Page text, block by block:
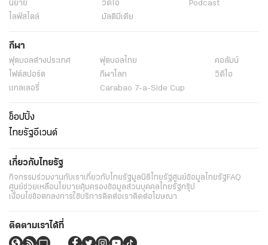
นิยาย
วิดีโอ
Podcast
ไลฟ์สไตล์
มัลติมีเดีย
กีฬา
ฟุตบอลต่่างประเทศ ฟุตบอลไทย
คอลัมน์
ไฟต์สปอร์ต
กีฬาโลก
วิดีโอ
แกลเลอรี่
Carabao 7-a-Side Cup
ช็อปปิ้ง
ไทยรัฐอีเวนต์
เกี่ยวกับไทยรัฐ
กิจกรรมร่วมงานกับเราเกี่ยวกับไทยรัฐมูลนิธิไทยรัฐศูนย์ข้อมูลไทยรัฐFAQ
ศูนย์ช่วยเหลือนโยบายคุ้มครองข้อมูลส่วนบุคคลไทยรัฐกรุ๊ป
เงื่อนไขข้อตกลงการใช้บริการติดต่อเราติดต่อโฆษณา
ติดตามเราได้ที่